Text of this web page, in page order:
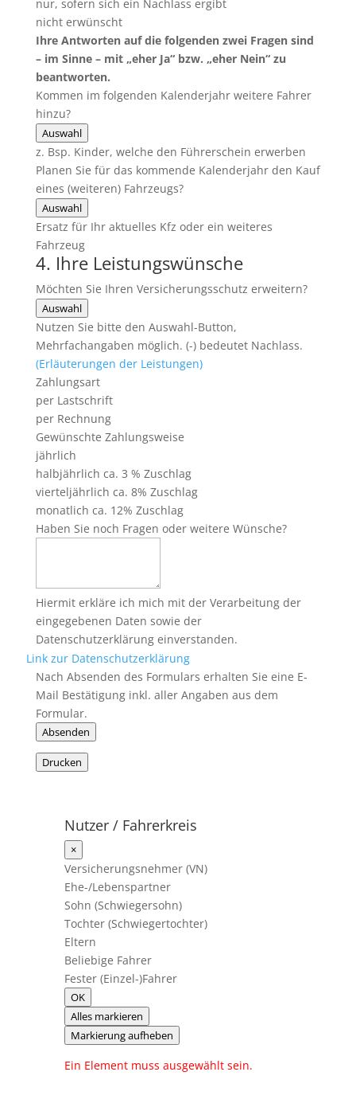
nur, sofern sich ein Nachlass ergibt
nicht erwünscht
Ihre Antworten auf die folgenden zwei Fragen sind
– im Sinne – mit „eher Ja“ bzw. „eher Nein“ zu
beantworten.
Kommen im folgenden Kalenderjahr weitere Fahrer
hinzu?
Auswahl
z. Bsp. Kinder, welche den Führerschein erwerben
Planen Sie für das kommende Kalenderjahr den Kauf
eines (weiteren) Fahrzeugs?
Auswahl
Ersatz für Ihr aktuelles Kfz oder ein weiteres
Fahrzeug
4. Ihre Leistungswünsche
Möchten Sie Ihren Versicherungsschutz erweitern?
Auswahl
Nutzen Sie bitte den Auswahl-Button,
Mehrfachangaben möglich. (-) bedeutet Nachlass.
(Erläuterungen der Leistungen)
Zahlungsart
per Lastschrift
per Rechnung
Gewünschte Zahlungsweise
jährlich
halbjährlich ca. 3 % Zuschlag
vierteljährlich ca. 8% Zuschlag
monatlich ca. 12% Zuschlag
Haben Sie noch Fragen oder weitere Wünsche?
Hiermit erkläre ich mich mit der Verarbeitung der
eingegebenen Daten sowie der
Datenschutzerklärung einverstanden.
Link zur Datenschutzerklärung
Nach Absenden des Formulars erhalten Sie eine E-
Mail Bestätigung inkl. aller Angaben aus dem
Formular.
Absenden
Drucken
Nutzer / Fahrerkreis
×
Versicherungsnehmer (VN)
Ehe-/Lebenspartner
Sohn (Schwiegersohn)
Tochter (Schwiegertochter)
Eltern
Beliebige Fahrer
Fester (Einzel-)Fahrer
OK
Alles markieren
Markierung aufheben
Ein Element muss ausgewählt sein.